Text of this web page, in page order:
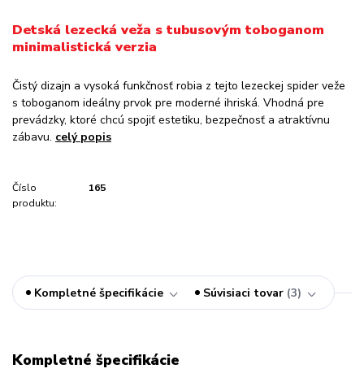
Detská lezecká veža s tubusovým toboganom
minimalistická verzia
Čistý dizajn a vysoká funkčnosť robia z tejto lezeckej spider veže
s toboganom ideálny prvok pre moderné ihriská. Vhodná pre
prevádzky, ktoré chcú spojiť estetiku, bezpečnosť a atraktívnu
zábavu. celý popis
Číslo
produktu:
165
Kompletné špecifikácie Súvisiaci tovar 3
Kompletné špecifikácie